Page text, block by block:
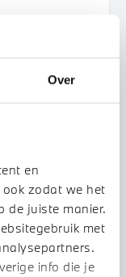
Over
en
zodat we het
de juiste manier.
met
info die je